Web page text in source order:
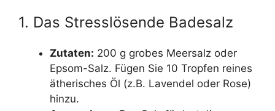
1. Das Stresslösende Badesalz
Zutaten: 200 g grobes Meersalz oder
Epsom-Salz. Fügen Sie 10 Tropfen reines
ätherisches Öl (z.B. Lavendel oder Rose)
hinzu.